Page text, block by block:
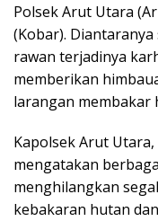
Polsek Arut Utara
(Kobar).
rawan terjadinya
memberikan
larangan membakar
Kapolsek Arut Utara,
mengatakan
menghilangkan
kebakaran hutan